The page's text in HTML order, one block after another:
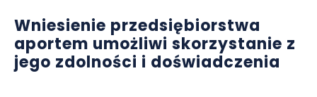
Wniesienie przedsiębiorstwa
aportem umożliwi skorzystanie z
jego zdolności i doświadczenia